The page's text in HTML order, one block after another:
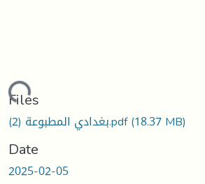
Loading...
Files
بغدادي المطبوعة (2).pdf(18.37 MB)
Date
2025-02-05